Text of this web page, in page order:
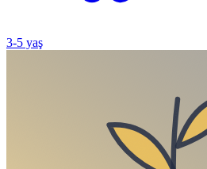
3-5 yaş